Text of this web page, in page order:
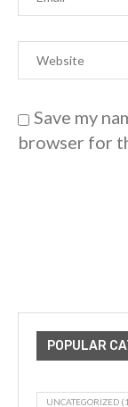
Save my
browser for
POPULAR
UNCATEGORIZED